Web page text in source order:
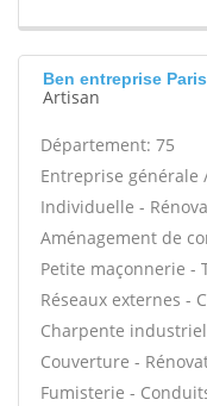
Ben entreprise Paris
Artisan
Département: 75
Entreprise générale
Individuelle -
Aménagement de
Petite maçonnerie -
Réseaux externes -
Charpente
Couverture -
Fumisterie -